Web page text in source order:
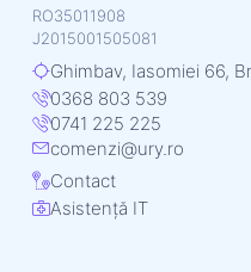
RO35011908
J2015001505081
Ghimbav, Iasomiei 66,
0368 803 539
0741 225 225
comenzi@ury.ro
Contact
Asistență IT